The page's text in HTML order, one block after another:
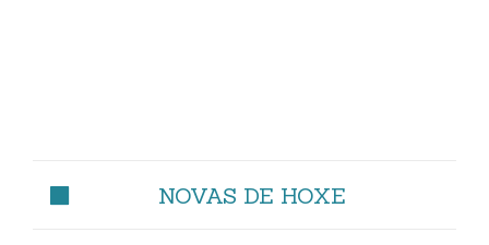
NOVAS DE HOXE